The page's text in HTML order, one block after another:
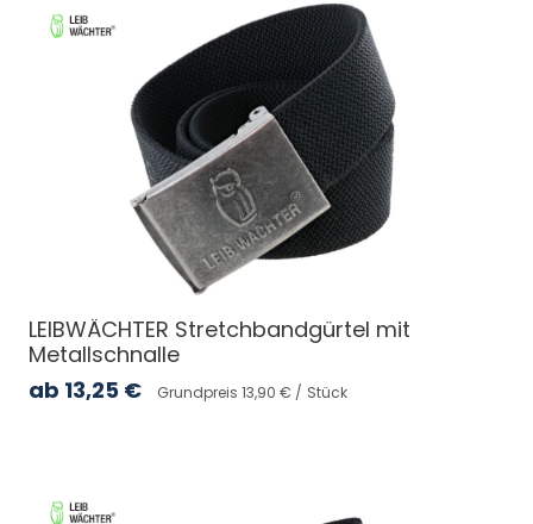
LEIBWÄCHTER Stretchbandgürtel mit
Metallschnalle
ab 13,25 € Grundpreis 13,90 € / Stück